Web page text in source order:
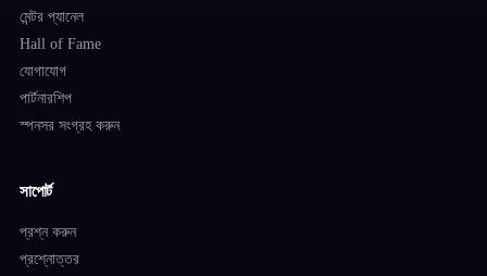
মেন্টর প্যানেল
Hall of Fame
যোগাযোগ
পার্টনারশিপ
স্পনসর সংগ্রহ করুন
সাপোর্ট
প্রশ্ন করুন
প্রশ্নোত্তর